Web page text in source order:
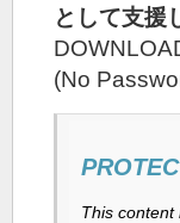
として支援
(No
This content